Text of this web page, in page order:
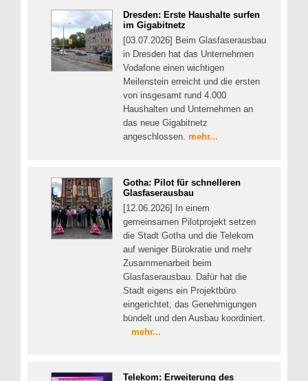
Dresden: Erste Haushalte surfen
im Gigabitnetz
[03.07.2026] Beim Glasfaserausbau
in Dresden hat das Unternehmen
Vodafone einen wichtigen
Meilenstein erreicht und die ersten
von insgesamt rund 4.000
Haushalten und Unternehmen an
das neue Gigabitnetz
angeschlossen. mehr...
Gotha: Pilot für schnelleren
Glasfaserausbau
[12.06.2026] In einem
gemeinsamen Pilotprojekt setzen
die Stadt Gotha und die Telekom
auf weniger Bürokratie und mehr
Zusammenarbeit beim
Glasfaserausbau. Dafür hat die
Stadt eigens ein Projektbüro
eingerichtet, das Genehmigungen
bündelt und den Ausbau koordiniert.
mehr...
Telekom: Erweiterung des